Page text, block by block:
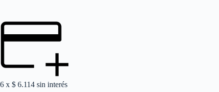
6 x $ 6.114 sin interés